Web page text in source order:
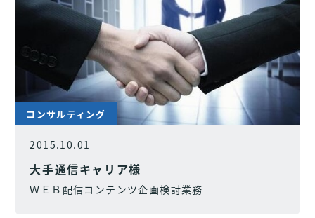
コンサルティング
2015.10.01
大手通信キャリア様
ＷＥＢ配信コンテンツ企画検討業務